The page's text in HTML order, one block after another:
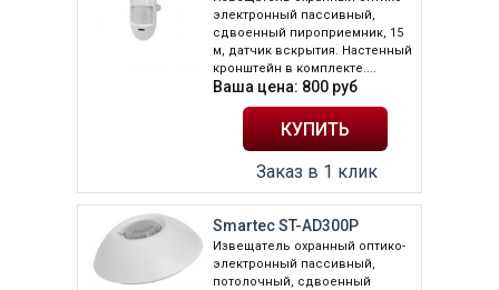
электронный пассивный,
сдвоенный пироприемник, 15
м, датчик вскрытия. Настенный
кронштейн в комплекте....
Ваша цена: 800 руб
Заказ в 1 клик
Smartec ST-AD300P
Извещатель охранный оптико-
электронный пассивный,
потолочный, сдвоенный